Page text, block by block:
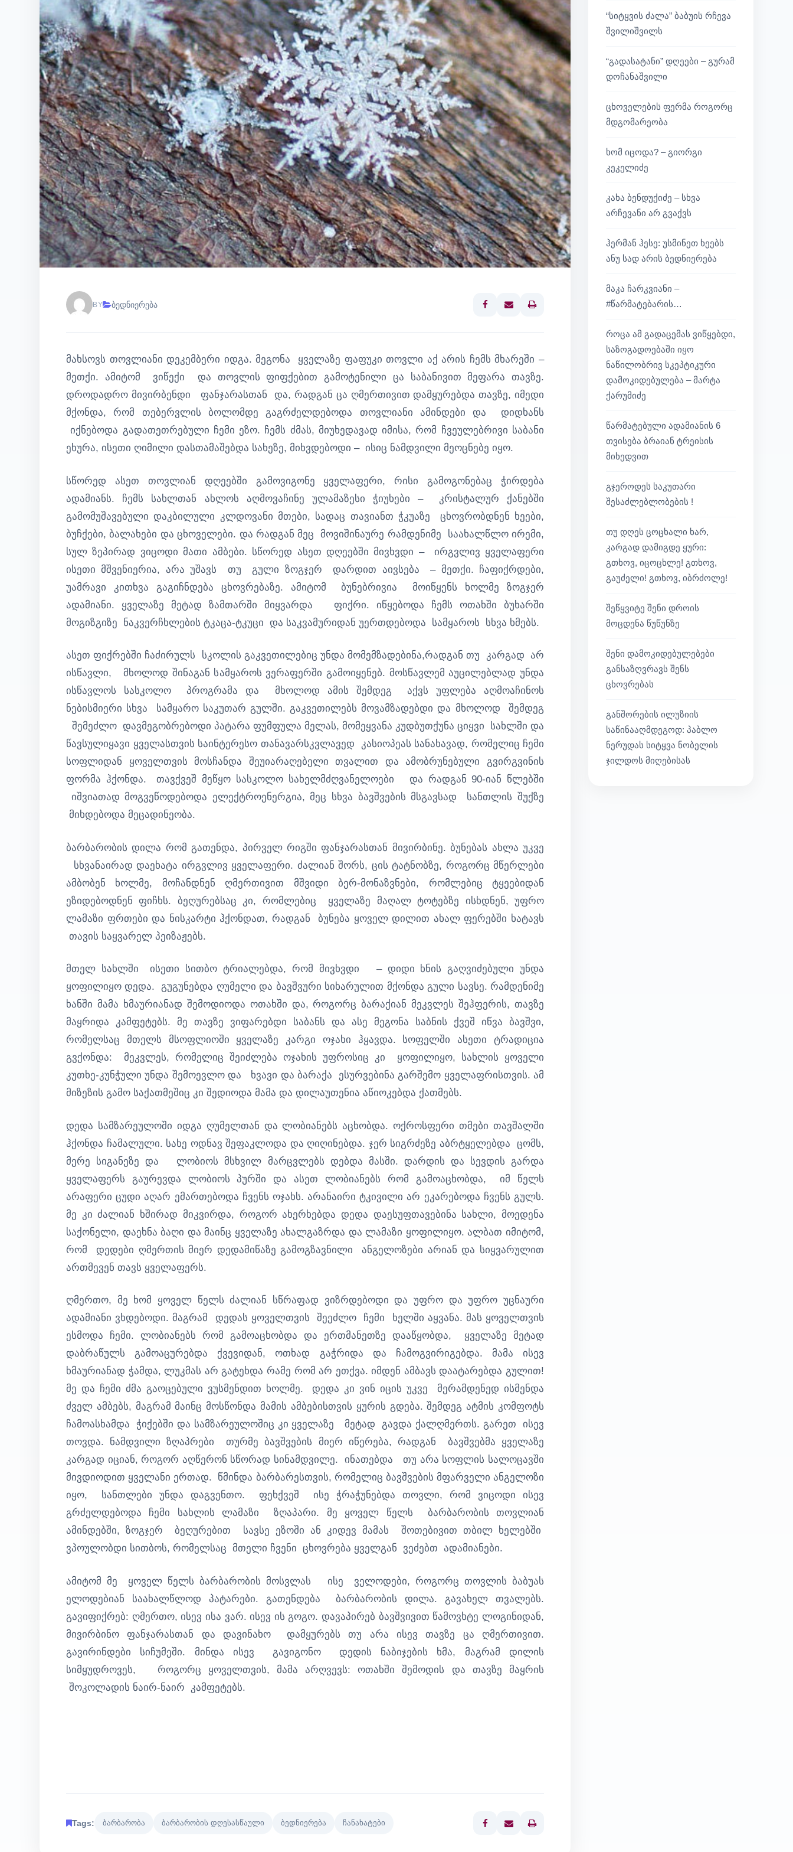
BY ბედნიერება
Print
მახსოვს თოვლიანი დეკემბერი იდგა. მეგონა ყველაზე ფაფუკი თოვლი აქ არის ჩემს მხარეში –
მეთქი. ამიტომ ვიწექი და თოვლის ფიფქებით გამოტენილი ცა საბანივით მეფარა თავზე.
დროდადრო მივირბენდი ფანჯარასთან და, რადგან ცა ღმერთივით დამყურებდა თავზე, იმედი
მქონდა, რომ თებერვლის ბოლომდე გაგრძელდებოდა თოვლიანი ამინდები და დიდხანს
იქნებოდა გადათეთრებული ჩემი ეზო. ჩემს ძმას, მიუხედავად იმისა, რომ ჩვეულებრივი საბანი
ეხურა, ისეთი ღიმილი დასთამაშებდა სახეზე, მიხვდებოდი – ისიც ნამდვილი მეოცნებე იყო.
სწორედ ასეთ თოვლიან დღეებში გამოვიგონე ყველაფერი, რისი გამოგონებაც ჭირდება
ადამიანს. ჩემს სახლთან ახლოს აღმოვაჩინე ულამაზესი ჭიუხები – კრისტალურ ქანებში
გამომუშავებული დაკბილული კლდოვანი მთები, სადაც თავიანთ ჭკუაზე ცხოვრობდნენ ხეები,
ბუჩქები, ბალახები და ცხოველები. და რადგან მეც მოვიშინაურე რამდენიმე საახალწლო ირემი,
სულ ზეპირად ვიცოდი მათი ამბები. სწორედ ასეთ დღეებში მივხვდი – ირგვლივ ყველაფერი
ისეთი მშვენიერია, არა უშავს თუ გული ზოგჯერ დარდით აივსება – მეთქი. ჩაფიქრდები,
უამრავი კითხვა გაგიჩნდება ცხოვრებაზე. ამიტომ ბუნებრივია მოიწყენს ხოლმე ზოგჯერ
ადამიანი. ყველაზე მეტად ზამთარში მიყვარდა ფიქრი. იწყებოდა ჩემს ოთახში ბუხარში
მოგიზგიზე ნაკვერჩხლების ტკაცა-ტკუცი და საკვამურიდან უერთდებოდა სამყაროს სხვა ხმებს.
ასეთ ფიქრებში ჩაძირულს სკოლის გაკვეთილებიც უნდა მომემზადებინა,რადგან თუ კარგად არ
ისწავლი, მხოლოდ შინაგან სამყაროს ვერაფერში გამოიყენებ. მოსწავლემ აუცილებლად უნდა
ისწავლოს სასკოლო პროგრამა და მხოლოდ ამის შემდეგ აქვს უფლება აღმოაჩინოს
ნებისმიერი სხვა სამყარო საკუთარ გულში. გაკვეთილებს მოვამზადებდი და მხოლოდ შემდეგ
შემეძლო დავმეგობრებოდი პატარა ფუმფულა მელას, მომეყვანა კუდბუთქუნა ციყვი სახლში და
წავსულიყავი ყველასთვის საინტერესო თანავარსკვლავედ კასიოპეას სანახავად, რომელიც ჩემი
სოფლიდან ყოველთვის მოსჩანდა შეუიარაღებელი თვალით და ამობრუნებული გვირგვინის
ფორმა ჰქონდა. თავქვეშ მეწყო სასკოლო სახელმძღვანელოები და რადგან 90-იან წლებში
იშვიათად მოგვეწოდებოდა ელექტროენერგია, მეც სხვა ბავშვების მსგავსად სანთლის შუქზე
მიხდებოდა მეცადინეობა.
ბარბარობის დილა რომ გათენდა, პირველ რიგში ფანჯარასთან მივირბინე. ბუნებას ახლა უკვე
სხვანაირად დაეხატა ირგვლივ ყველაფერი. ძალიან შორს, ცის ტატნობზე, როგორც მწერლები
ამბობენ ხოლმე, მოჩანდნენ ღმერთივით მშვიდი ბერ-მონაზვნები, რომლებიც ტყეებიდან
ეზიდებოდნენ ფიჩხს. ბეღურებსაც კი, რომლებიც ყველაზე მაღალ ტოტებზე ისხდნენ, უფრო
ლამაზი ფრთები და ნისკარტი ჰქონდათ, რადგან ბუნება ყოველ დილით ახალ ფერებში ხატავს
თავის საყვარელ პეიზაჟებს.
მთელ სახლში ისეთი სითბო ტრიალებდა, რომ მივხვდი – დიდი ხნის გაღვიძებული უნდა
ყოფილიყო დედა. გუგუნებდა ღუმელი და ბავშვური სიხარულით მქონდა გული სავსე. რამდენიმე
ხანში მამა ხმაურიანად შემოდიოდა ოთახში და, როგორც ბარაქიან მეკვლეს შეჰფერის, თავზე
მაყრიდა კამფეტებს. მე თავზე ვიფარებდი საბანს და ასე მეგონა საბნის ქვეშ იწვა ბავშვი,
რომელსაც მთელს მსოფლიოში ყველაზე კარგი ოჯახი ჰყავდა. სოფელში ასეთი ტრადიცია
გვქონდა: მეკვლეს, რომელიც შეიძლება ოჯახის უფროსიც კი ყოფილიყო, სახლის ყოველი
კუთხე-კუნჭული უნდა შემოევლო და ხვავი და ბარაქა ესურვებინა გარშემო ყველაფრისთვის. ამ
მიზეზის გამო საქათმეშიც კი შედიოდა მამა და დილაუთენია აწიოკებდა ქათმებს.
დედა სამზარეულოში იდგა ღუმელთან და ლობიანებს აცხობდა. ოქროსფერი თმები თავშალში
ჰქონდა ჩამალული. სახე ოდნავ შეფაკლოდა და ღიღინებდა. ჯერ სიგრძეზე აბრტყელებდა ცომს,
მერე სიგანეზე და ლობიოს მსხვილ მარცვლებს დებდა მასში. დარდის და სევდის გარდა
ყველაფერს გაურევდა ლობიოს პურში და ასეთ ლობიანებს რომ გამოაცხობდა, იმ წელს
არაფერი ცუდი აღარ ემართებოდა ჩვენს ოჯახს. არანაირი ტკივილი არ ეკარებოდა ჩვენს გულს.
მე კი ძალიან ხშირად მიკვირდა, როგორ ახერხებდა დედა დაესუფთავებინა სახლი, მოედენა
საქონელი, დაეხნა ბაღი და მაინც ყველაზე ახალგაზრდა და ლამაზი ყოფილიყო. ალბათ იმიტომ,
რომ დედები ღმერთის მიერ დედამიწაზე გამოგზავნილი ანგელოზები არიან და სიყვარულით
ართმევენ თავს ყველაფერს.
ღმერთო, მე ხომ ყოველ წელს ძალიან სწრაფად ვიზრდებოდი და უფრო და უფრო უცნაური
ადამიანი ვხდებოდი. მაგრამ დედას ყოველთვის შეეძლო ჩემი ხელში აყვანა. მას ყოველთვის
ესმოდა ჩემი. ლობიანებს რომ გამოაცხობდა და ერთმანეთზე დააწყობდა, ყველაზე მეტად
დაბრაწულს გამოაცურებდა ქვევიდან, ოთხად გაჭრიდა და ჩამოგვირიგებდა. მამა ისევ
ხმაურიანად ჭამდა, ლუკმას არ გატეხდა რამე რომ არ ეთქვა. იმდენ ამბავს დაატარებდა გულით!
მე და ჩემი ძმა გაოცებული ვუსმენდით ხოლმე. დედა კი ვინ იცის უკვე მერამდენედ ისმენდა
ძველ ამბებს, მაგრამ მაინც მოსწონდა მამის ამბებისთვის ყურის გდება. შემდეგ ატმის კომფოტს
ჩამოასხამდა ჭიქებში და სამზარეულოშიც კი ყველაზე მეტად გავდა ქალღმერთს. გარეთ ისევ
თოვდა. ნამდვილი ზღაპრები თურმე ბავშვების მიერ იწერება, რადგან ბავშვებმა ყველაზე
კარგად იციან, როგორ აღწერონ სწორად სინამდვილე. ინათებდა თუ არა სოფლის სალოცავში
მივდიოდით ყველანი ერთად. წმინდა ბარბარესთვის, რომელიც ბავშვების მფარველი ანგელოზი
იყო, სანთლები უნდა დაგვენთო. ფეხქვეშ ისე ჭრაჭუნებდა თოვლი, რომ ვიცოდი ისევ
გრძელდებოდა ჩემი სახლის ლამაზი ზღაპარი. მე ყოველ წელს ბარბარობის თოვლიან
ამინდებში, ზოგჯერ ბეღურებით სავსე ეზოში ან კიდევ მამას შოთებივით თბილ ხელებში
ვპოულობდი სითბოს, რომელსაც მთელი ჩვენი ცხოვრება ყველგან ვეძებთ ადამიანები.
ამიტომ მე ყოველ წელს ბარბარობის მოსვლას ისე ველოდები, როგორც თოვლის ბაბუას
ელოდებიან საახალწლოდ პატარები. გათენდება ბარბარობის დილა. გავახელ თვალებს.
გავიფიქრებ: ღმერთო, ისევ ისა ვარ. ისევ ის გოგო. დავაპირებ ბავშვივით წამოვხტე ლოგინიდან,
მივირბინო ფანჯარასთან და დავინახო დამყურებს თუ არა ისევ თავზე ცა ღმერთივით.
გავირინდები სიჩუმეში. მინდა ისევ გავიგონო დედის ნაბიჯების ხმა, მაგრამ დილის
სიმყუდროვეს, როგორც ყოველთვის, მამა არღვევს: ოთახში შემოდის და თავზე მაყრის
შოკოლადის ნაირ-ნაირ კამფეტებს.
Tags: ბარბარობა ბარბარობის დღესასწაული ბედნიერება ჩანახატები
Print
“სიტყვის ძალა” ბაბუის რჩევა
შვილიშვილს
“გადასატანი” დღეები – გურამ
დოჩანაშვილი
ცხოველების ფერმა როგორც
მდგომარეობა
ხომ იცოდა? – გიორგი
კეკელიძე
კახა ბენდუქიძე – სხვა
არჩევანი არ გვაქვს
ჰერმან ჰესე: უსმინეთ ხეებს
ანუ სად არის ბედნიერება
მაკა ჩარკვიანი –
#წარმატებარის…
როცა ამ გადაცემას ვიწყებდი,
საზოგადოებაში იყო
ნაწილობრივ სკეპტიკური
დამოკიდებულება – მარტა
ქარუმიძე
წარმატებული ადამიანის 6
თვისება ბრაიან ტრეისის
მიხედვით
გჯეროდეს საკუთარი
შესაძლებლობების !
თუ დღეს ცოცხალი ხარ,
კარგად დამიგდე ყური:
გთხოვ, იცოცხლე! გთხოვ,
გაუძელი! გთხოვ, იბრძოლე!
შეწყვიტე შენი დროის
მოცდენა წუწუნზე
შენი დამოკიდებულებები
განსაზღვრავს შენს
ცხოვრებას
განშორების ილუზიის
საწინააღმდეგოდ: პაბლო
ნერუდას სიტყვა ნობელის
ჯილდოს მიღებისას